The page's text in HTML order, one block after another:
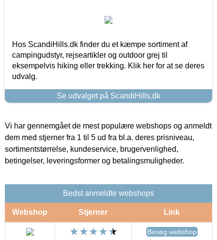
Hos ScandiHills.dk finder du et kæmpe sortiment af
campingudstyr, rejseartikler og outdoor grej til
eksempelvis hiking eller trekking. Klik her for at se deres
udvalg.
Se udvalget på ScandiHills.dk
Vi har gennemgået de mest populære webshops og anmeldt
dem med stjerner fra 1 til 5 ud fra bl.a. deres prisniveau,
sortimentstørrelse, kundeservice, brugervenlighed,
betingelser, leveringsformer og betalingsmuligheder.
Bedst anmeldte webshops
Webshop Stjerner Link
Besøg webshop